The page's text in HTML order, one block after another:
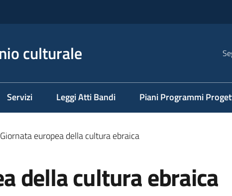
culturale
Servizi Leggi Atti Bandi Piani Programmi
Giornata europea della cultura ebraica
della cultura ebraica